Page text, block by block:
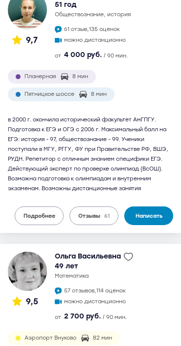
9,7
51 год
обществознание, история
61 отзыв,135 оценок
можно дистанционно
от 4 000 руб. / 90 мин.
Планерная 8 мин
Пятницкое шоссе 8 мин
в 2000 г. окончила исторический факультет АмГПГУ.
Подготовка к ЕГЭ и ОГЭ с 2006 г. Максимальный балл на
ЕГЭ: история - 97, обществознание - 99. Ученики
поступали в МГУ, РГГУ, ФУ при Правительстве РФ, ВШЭ,
РУДН. Репетитор с отличным знанием специфики ЕГЭ.
Действующий эксперт по проверке олимпиад (ВсОШ).
Возможна подготовка к олимпиадам и внутренним
экзаменам. Возможны дистанционные занятия
Подробнее Отзывы 61 Написать
9,5
Ольга Васильевна
49 лет
математика
57 отзывов,114 оценок
можно дистанционно
от 2 700 руб. / 90 мин.
Аэропорт Внуково 82 мин